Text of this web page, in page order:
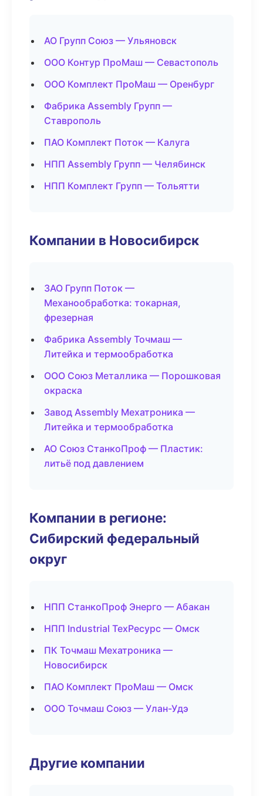
АО Групп Союз — Ульяновск
ООО Контур ПроМаш — Севастополь
ООО Комплект ПроМаш — Оренбург
Фабрика Assembly Групп —
Ставрополь
ПАО Комплект Поток — Калуга
НПП Assembly Групп — Челябинск
НПП Комплект Групп — Тольятти
Компании в Новосибирск
ЗАО Групп Поток —
Механообработка: токарная,
фрезерная
Фабрика Assembly Точмаш —
Литейка и термообработка
ООО Союз Металлика — Порошковая
окраска
Завод Assembly Мехатроника —
Литейка и термообработка
АО Союз СтанкоПроф — Пластик:
литьё под давлением
Компании в регионе:
Сибирский федеральный
округ
НПП СтанкоПроф Энерго — Абакан
НПП Industrial ТехРесурс — Омск
ПК Точмаш Мехатроника —
Новосибирск
ПАО Комплект ПроМаш — Омск
ООО Точмаш Союз — Улан-Удэ
Другие компании